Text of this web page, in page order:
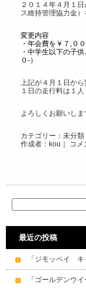
２０１４年４月１
ス維持管理協力金）
変更内容
・年会費を￥７,０
・中学生以下の子
０‐）
上記が４月１日から
１日の走行料は１人
よろしくお願いしま
カテゴリー： 未分類
作成者：kou｜ コメ
最近の投稿
「ジモッペイ キ
「ゴールデンウイ